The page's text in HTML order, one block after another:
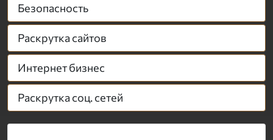
Безопасность
Раскрутка сайтов
Интернет бизнес
Раскрутка соц. сетей